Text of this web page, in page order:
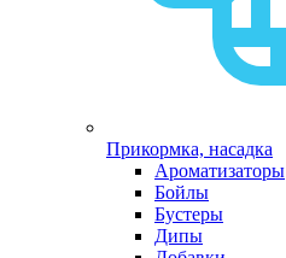
Прикормка, насадка
Ароматизаторы
Бойлы
Бустеры
Дипы